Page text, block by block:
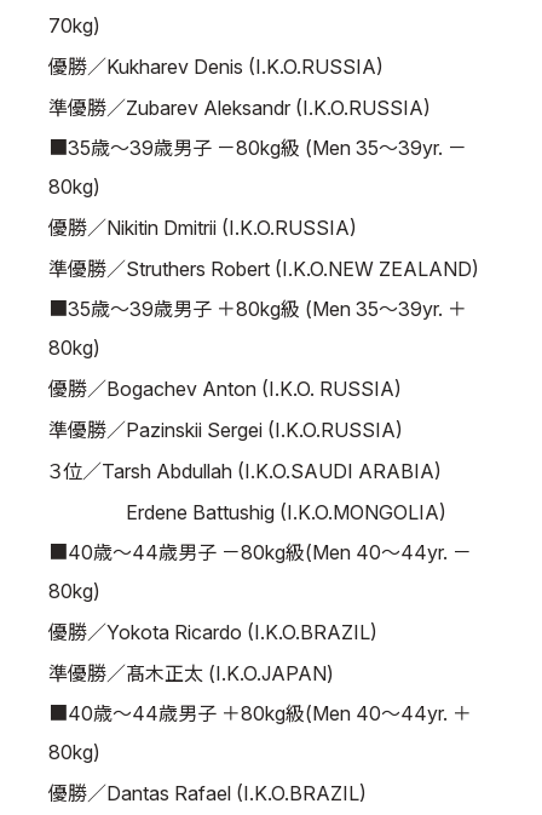
70kg)
優勝／Kukharev Denis (I.K.O.RUSSIA)
準優勝／Zubarev Aleksandr (I.K.O.RUSSIA)
■35歳～39歳男子 －80kg級 (Men 35～39yr. －
80kg)
優勝／Nikitin Dmitrii (I.K.O.RUSSIA)
準優勝／Struthers Robert (I.K.O.NEW ZEALAND)
■35歳～39歳男子 ＋80kg級 (Men 35～39yr. ＋
80kg)
優勝／Bogachev Anton (I.K.O. RUSSIA)
準優勝／Pazinskii Sergei (I.K.O.RUSSIA)
３位／Tarsh Abdullah (I.K.O.SAUDI ARABIA)
Erdene Battushig (I.K.O.MONGOLIA)
■40歳～44歳男子 －80kg級(Men 40～44yr. －
80kg)
優勝／Yokota Ricardo (I.K.O.BRAZIL)
準優勝／髙木正太 (I.K.O.JAPAN)
■40歳～44歳男子 ＋80kg級(Men 40～44yr. ＋
80kg)
優勝／Dantas Rafael (I.K.O.BRAZIL)